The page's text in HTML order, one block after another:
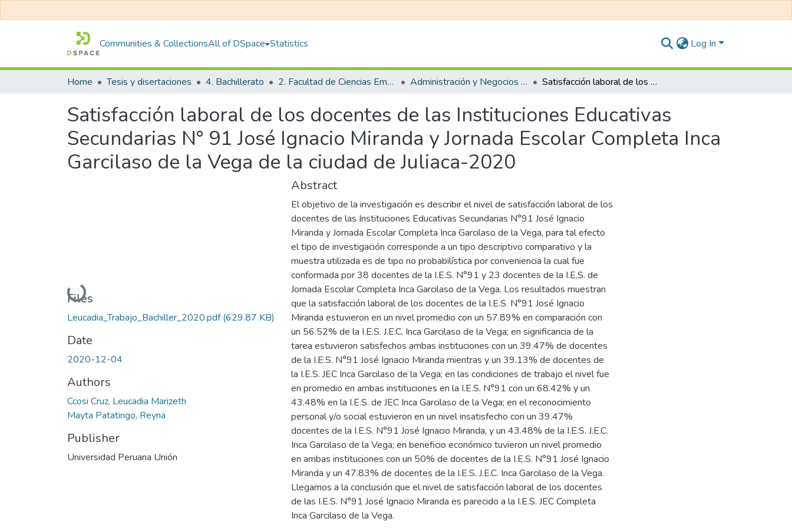
Communities & CollectionsAll of DSpace Statistics Log In
Home Tesis y disertaciones 4. Bachillerato 2. Facultad de Ciencias Empresariales Administración y Negocios Internacionales Satisfacción laboral de los docentes de las Instituciones Educativas Secundarias N° 91 José Ignacio Miranda y Jornada Escolar Completa Inca Garcilaso de la Vega de la ciudad de Juliaca-2020
Satisfacción laboral de los docentes de las Instituciones Educativas
Secundarias N° 91 José Ignacio Miranda y Jornada Escolar Completa Inca
Garcilaso de la Vega de la ciudad de Juliaca-2020
Loading...
Files
Leucadia_Trabajo_Bachiller_2020.pdf(629.87 KB)
Date
2020-12-04
Authors
Ccosi Cruz, Leucadia Marizeth
Mayta Patatingo, Reyna
Publisher
Universidad Peruana Unión
Abstract
El objetivo de la investigación es describir el nivel de satisfacción laboral de los
docentes de las Instituciones Educativas Secundarias N°91 José Ignacio
Miranda y Jornada Escolar Completa Inca Garcilaso de la Vega, para tal efecto
el tipo de investigación corresponde a un tipo descriptivo comparativo y la
muestra utilizada es de tipo no probabilística por conveniencia la cual fue
conformada por 38 docentes de la I.E.S. N°91 y 23 docentes de la I.E.S. de
Jornada Escolar Completa Inca Garcilaso de la Vega. Los resultados muestran
que la satisfacción laboral de los docentes de la I.E.S. N°91 José Ignacio
Miranda estuvieron en un nivel promedio con un 57.89% en comparación con
un 56.52% de la I.E.S. J.E.C. Inca Garcilaso de la Vega; en significancia de la
tarea estuvieron satisfechos ambas instituciones con un 39.47% de docentes
de la I.E.S. N°91 José Ignacio Miranda mientras y un 39.13% de docentes de
la I.E.S. JEC Inca Garcilaso de la Vega; en las condiciones de trabajo el nivel fue
en promedio en ambas instituciones en la I.E.S. N°91 con un 68.42% y un
43.48% en la I.E.S. de JEC Inca Garcilaso de la Vega; en el reconocimiento
personal y/o social estuvieron en un nivel insatisfecho con un 39.47%
docentes de la I.E.S. N°91 José Ignacio Miranda, y un 43.48% de la I.E.S. J.E.C.
Inca Garcilaso de la Vega; en beneficio económico tuvieron un nivel promedio
en ambas instituciones con un 50% de docentes de la I.E.S. N°91 José Ignacio
Miranda y un 47.83% de docentes de la I.E.S. J.E.C. Inca Garcilaso de la Vega.
Llegamos a la conclusión que el nivel de satisfacción laboral de los docentes
de las I.E.S. N°91 José Ignacio Miranda es parecido a la I.E.S. JEC Completa
Inca Garcilaso de la Vega.